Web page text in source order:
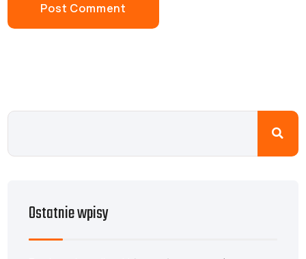
Ostatnie wpisy